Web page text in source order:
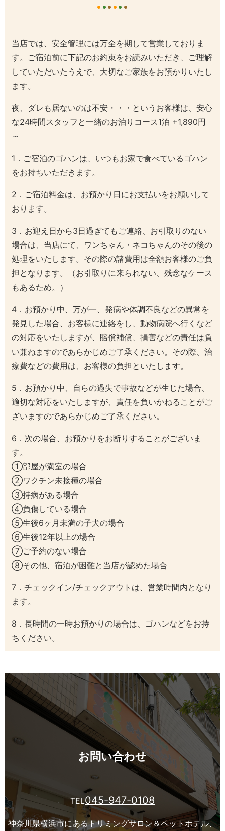
当店では、安全管理には万全を期して営業しておりま
す。
ご宿泊前に下記のお約束をお読みいただき、ご理解
していただいたうえで、大切なご家族をお預かりいたし
ます。
夜、ダレも居ないのは不安・・・というお客様は、安心
な24時間スタッフと一緒のお泊りコース1泊 +1,890円
～
1．ご宿泊のゴハンは、いつもお家で食べているゴハン
をお持ちいただきます。
2．ご宿泊料金は、お預かり日にお支払いをお願いして
おります。
3．お迎え日から3日過ぎてもご連絡、お引取りのない
場合は、当店にて、ワンちゃん・ネコちゃんのその後の
処理をいたします。その際の諸費用は全額お客様のご負
担となります。（お引取りに来られない、残念なケース
もあるため。）
4．お預かり中、万が一、発病や体調不良などの異常を
発見した場合、お客様に連絡をし、動物病院へ行くなど
の対応をいたしますが、賠償補償、損害などの責任は負
い兼ねますのであらかじめご了承ください。その際、治
療費などの費用は、お客様の負担といたします。
5．お預かり中、自らの過失で事故などが生じた場合、
適切な対応をいたしますが、責任を負いかねることがご
ざいますのであらかじめご了承ください。
6．次の場合、お預かりをお断りすることがございま
す。
①部屋が満室の場合
②ワクチン未接種の場合
③持病がある場合
④負傷している場合
⑤生後6ヶ月未満の子犬の場合
⑥生後12年以上の場合
⑦ご予約のない場合
⑧その他、宿泊が困難と当店が認めた場合
7．チェックイン/チェックアウトは、営業時間内となり
ます。
8．長時間の一時お預かりの場合は、ゴハンなどをお持
ちください。
お問い合わせ
TEL045-947-0108
神奈川県横浜市にあるトリミングサロン＆ペットホテル、